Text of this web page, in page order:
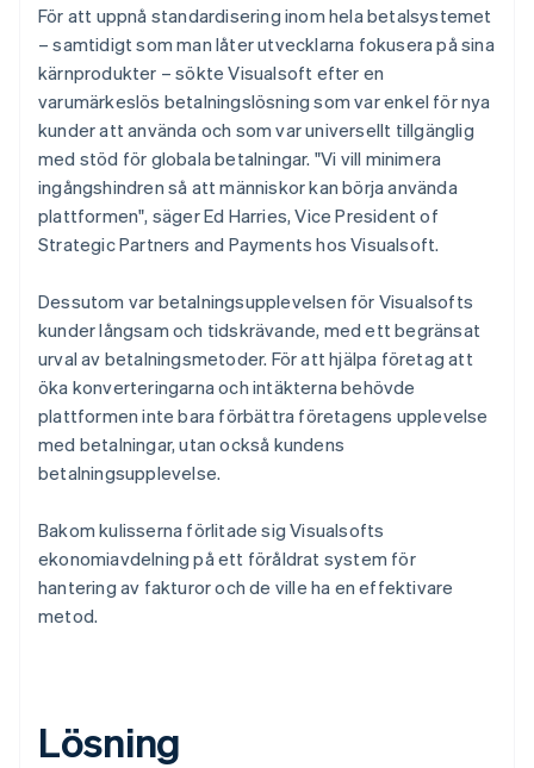
För att uppnå standardisering inom hela betalsystemet
– samtidigt som man låter utvecklarna fokusera på sina
kärnprodukter – sökte Visualsoft efter en
varumärkeslös betalningslösning som var enkel för nya
kunder att använda och som var universellt tillgänglig
med stöd för globala betalningar. "Vi vill minimera
ingångshindren så att människor kan börja använda
plattformen", säger Ed Harries, Vice President of
Strategic Partners and Payments hos Visualsoft.
Dessutom var betalningsupplevelsen för Visualsofts
kunder långsam och tidskrävande, med ett begränsat
urval av betalningsmetoder. För att hjälpa företag att
öka konverteringarna och intäkterna behövde
plattformen inte bara förbättra företagens upplevelse
med betalningar, utan också kundens
betalningsupplevelse.
Bakom kulisserna förlitade sig Visualsofts
ekonomiavdelning på ett föråldrat system för
hantering av fakturor och de ville ha en effektivare
metod.
Lösning